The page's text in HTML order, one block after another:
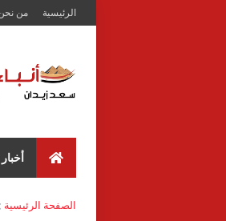
الرئيسية من
الصفحة الرئيسية